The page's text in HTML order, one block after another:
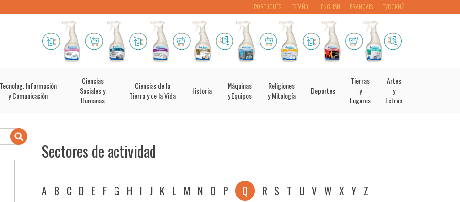
PORTUGUÊS ESPAÑOL ENGLISH FRANÇAIS РУССКИЙ
Tecnolog. Información
y Comunicación
Ciencias
Sociales y
Humanas
Ciencias de la
Tierra y de la Vida
Historia
Máquinas
y Equipos
Religiones
y Mitología
Deportes
Tierras
y
Lugares
Artes
y
Letras
Sectores de actividad
A B C D E F G H I J K L M N O P Q R S T U V W X Y Z